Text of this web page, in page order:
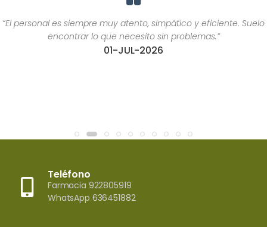
“El personal es siempre muy atento, simpático y eficiente. Suelo
encontrar lo que necesito sin problemas.”
01-JUL-2026
Teléfono
Farmacia 922805919
WhatsApp 636451882